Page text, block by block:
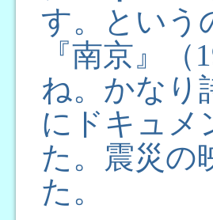
す。という
『南京』
ね。かなり
にドキュメ
た。震災の
た。